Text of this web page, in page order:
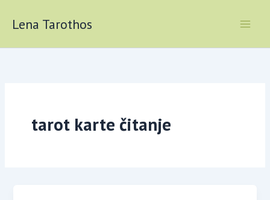
Lena Tarothos
tarot karte čitanje